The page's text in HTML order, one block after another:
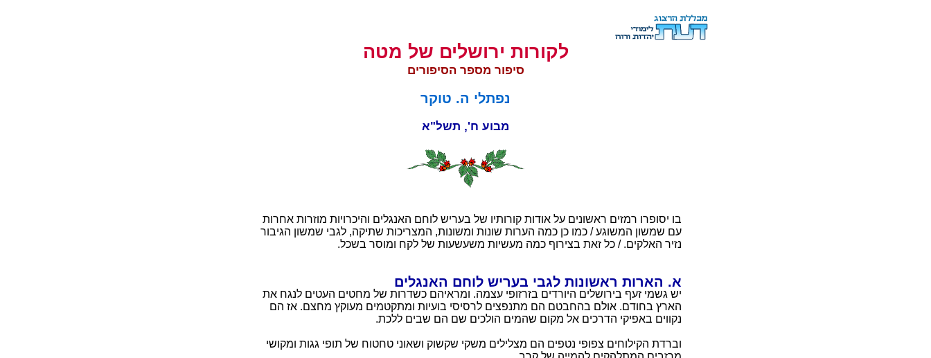
לקורות ירושלים של מטה
סיפור מספר הסיפורים
נפתלי ה. טוקר
מבוע ח', תשל"א
בו יסופרו רמזים ראשונים על אודות קורותיו של בעריש לוחם האנגלים והיכרויות מוזרות אחרות
עם שמשון המשוגע / כמו כן כמה הערות שונות ומשונות, המצריכות שתיקה, לגבי שמשון הגיבור
נזיר האלקים. / כל זאת בצירוף כמה מעשיות משעשעות של לקח ומוסר בשכל.
א. הארות ראשונות לגבי בעריש לוחם האנגלים
יש גשמי זעף בירושלים היורדים בזרזופי עצמה. ומראיהם כשדרות של מחטים העטים לנגח את
הארץ בחודם. אולם בהחבטם הם מתנפצים לרסיסי בועיות ומתקטמים מעוקץ מחצם. אז הם
נקווים באפיקי הדרכים אל מקום שהמים הולכים שם הם שבים ללכת.
וברדת הקילוחים צפופי נטפים הם מצלילים משקי שקשוק ושאוני טחטוח של תופי גגות ומקושי